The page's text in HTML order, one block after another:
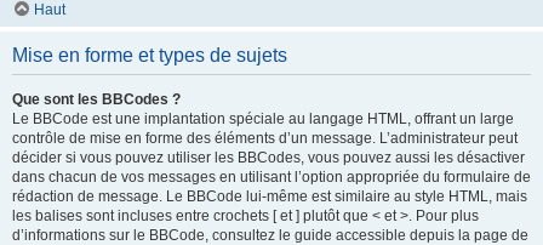
Haut
Mise en forme et types de sujets
Que sont les BBCodes ?
Le BBCode est une implantation spéciale au langage HTML, offrant un large
contrôle de mise en forme des éléments d’un message. L’administrateur peut
décider si vous pouvez utiliser les BBCodes, vous pouvez aussi les désactiver
dans chacun de vos messages en utilisant l’option appropriée du formulaire de
rédaction de message. Le BBCode lui-même est similaire au style HTML, mais
les balises sont incluses entre crochets [ et ] plutôt que < et >. Pour plus
d’informations sur le BBCode, consultez le guide accessible depuis la page de